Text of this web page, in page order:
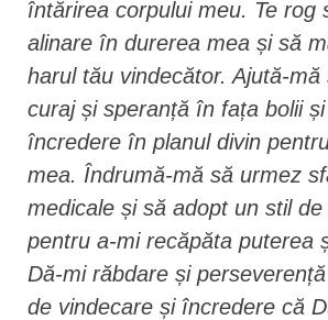
întărirea corpului meu. Te rog
alinare în durerea mea și să
harul tău vindecător. Ajută-mă
curaj și speranță în fața bolii
încredere în planul divin
mea. Îndrumă-mă să urmez
medicale și să adopt un stil
pentru a-mi recăpăta puterea
Dă-mi răbdare și
de vindecare și încredere că